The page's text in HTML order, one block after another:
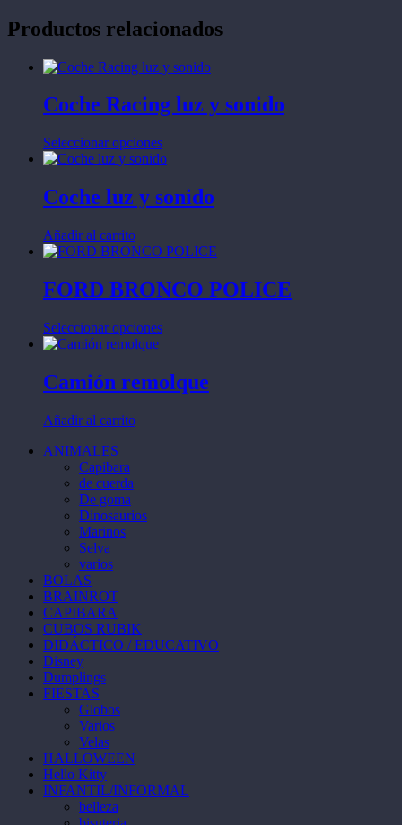
Productos relacionados
Coche Racing luz y sonido
Seleccionar opcionesEste
producto
múltiples
variantes.
se
elegir
en
página
Coche luz y sonido
Añadir al carrito
FORD BRONCO POLICE
Seleccionar opcionesEste
múltiples
variantes.
Camión remolque
Añadir al carrito
ANIMALES
Capibara
de cuerda
De goma
Dinosaurios
Marinos
Selva
varios
BOLAS
BRAINROT
CAPIBARA
CUBOS RUBIK
DIDÁCTICO / EDUCATIVO
Disney
Dumplings
FIESTAS
Globos
Varios
Velas
HALLOWEEN
Hello Kitty
INFANTIL/INFORMAL
belleza